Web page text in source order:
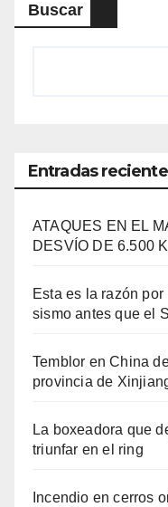
Buscar
Entradas
ATAQUES EN EL
DESVÍO DE 6.500
Esta es la razón
sismo antes que el
Temblor en China
provincia de
La boxeadora que
triunfar en el ring​
Incendio en cerros